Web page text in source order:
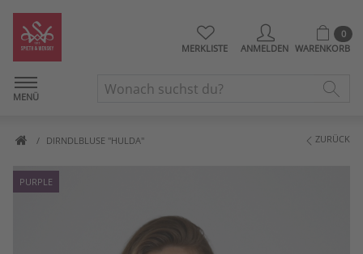
MERKLISTE ANMELDEN
0
WARENKORB
MENÜ
DIRNDLBLUSE "HULDA" ZURÜCK
PURPLE